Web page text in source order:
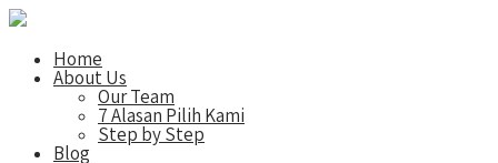
Home
About Us
Our Team
7 Alasan Pilih Kami
Step by Step
Blog